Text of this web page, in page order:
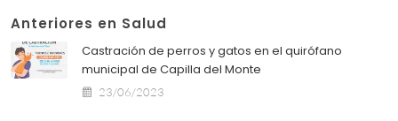
Anteriores en Salud
Castración de perros y gatos en el quirófano
municipal de Capilla del Monte
23/06/2023